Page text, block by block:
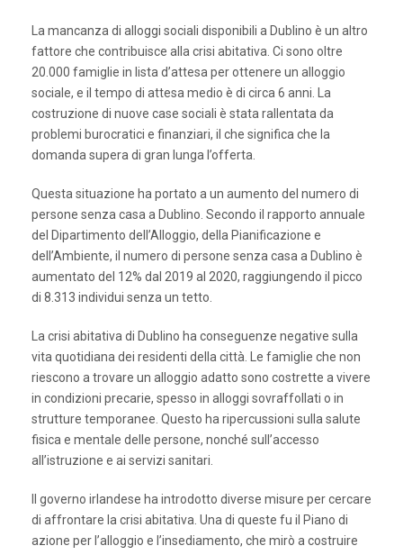
La mancanza di alloggi sociali disponibili a Dublino è un altro
fattore che contribuisce alla crisi abitativa. Ci sono oltre
20.000 famiglie in lista d’attesa per ottenere un alloggio
sociale, e il tempo di attesa medio è di circa 6 anni. La
costruzione di nuove case sociali è stata rallentata da
problemi burocratici e finanziari, il che significa che la
domanda supera di gran lunga l’offerta.
Questa situazione ha portato a un aumento del numero di
persone senza casa a Dublino. Secondo il rapporto annuale
del Dipartimento dell’Alloggio, della Pianificazione e
dell’Ambiente, il numero di persone senza casa a Dublino è
aumentato del 12% dal 2019 al 2020, raggiungendo il picco
di 8.313 individui senza un tetto.
La crisi abitativa di Dublino ha conseguenze negative sulla
vita quotidiana dei residenti della città. Le famiglie che non
riescono a trovare un alloggio adatto sono costrette a vivere
in condizioni precarie, spesso in alloggi sovraffollati o in
strutture temporanee. Questo ha ripercussioni sulla salute
fisica e mentale delle persone, nonché sull’accesso
all’istruzione e ai servizi sanitari.
Il governo irlandese ha introdotto diverse misure per cercare
di affrontare la crisi abitativa. Una di queste fu il Piano di
azione per l’alloggio e l’insediamento, che mirò a costruire